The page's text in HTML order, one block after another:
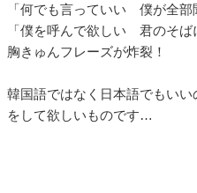
「何でも言っていい 僕が全部
「僕を呼んで欲しい 君のそば
胸きゅんフレーズが炸裂！
韓国語ではなく日本語でもい
をして欲しいものです…